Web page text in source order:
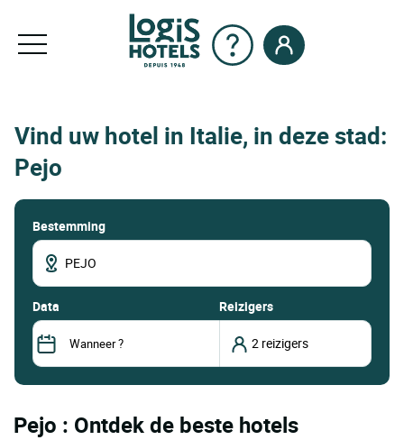
Vind uw hotel in Italie, in deze stad:
Pejo
Bestemming
data Reizigers
Pejo : Ontdek de beste hotels